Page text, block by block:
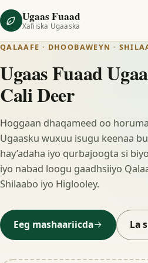
Ugaas Fuaad
Xafiiska Ugaaska
QALAAFE · DHOOBAWEYN ·
Ugaas Fuaad
Cali Deer
Hoggaan dhaqameed oo
Ugaasku wuxuu isugu keenaa
hay’adaha iyo qurbajoogta si
iyo nabad loogu gaadhsiiyo
Shilaabo iyo Higlooley.
Eeg mashaariicda La